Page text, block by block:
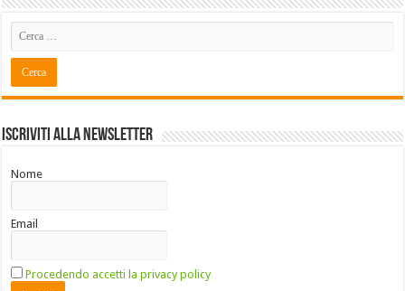
Iscriviti alla Newsletter
Nome
Email
Procedendo accetti la privacy policy